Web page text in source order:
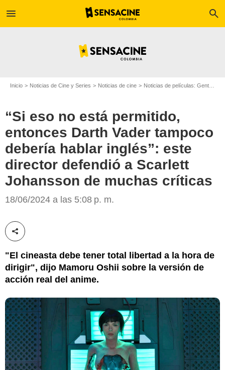
menu search
Inicio Noticias de Cine y Series Noticias de cine Noticias de películas: Gente
“Si eso no está permitido,
entonces Darth Vader tampoco
debería hablar inglés”: este
director defendió a Scarlett
Johansson de muchas críticas
18/06/2024 a las 5:08 p. m.
Compartir esta noticia
"El cineasta debe tener total libertad a la hora de
dirigir", dijo Mamoru Oshii sobre la versión de
acción real del anime.
A Sala Llena